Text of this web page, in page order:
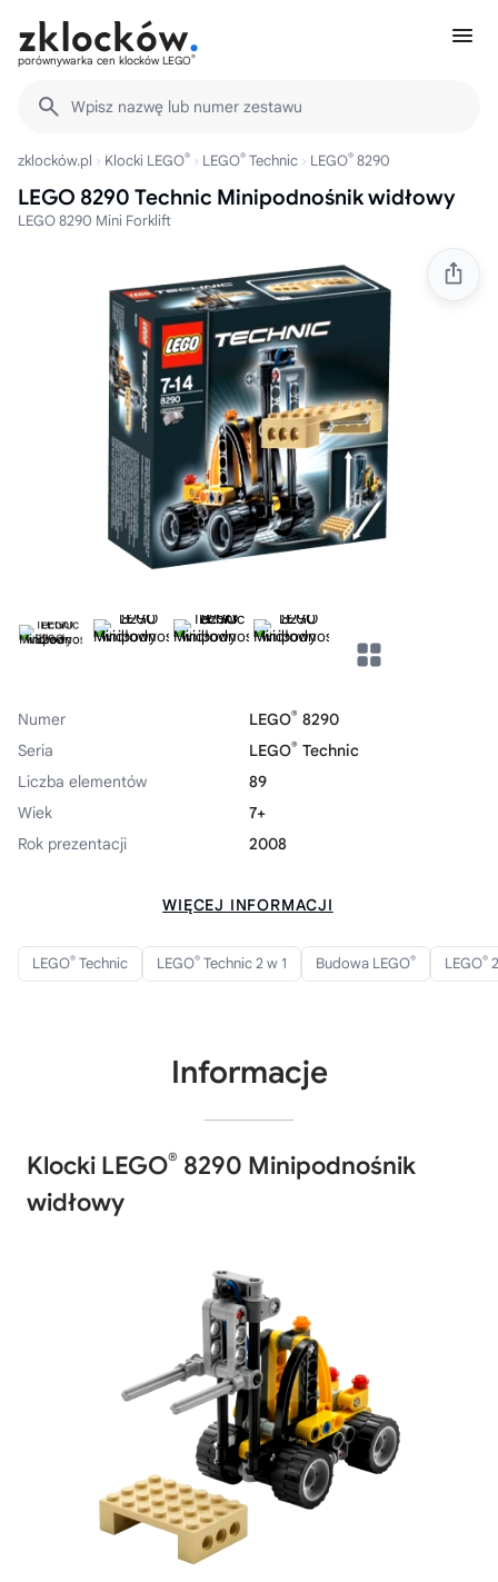
porównywarka cen klocków LEGO®
Wpisz nazwę lub numer zestawu
zklocków.pl Klocki LEGO® LEGO® Technic LEGO® 8290
LEGO 8290 Technic Minipodnośnik widłowy
LEGO 8290 Mini Forklift
Numer LEGO® 8290
Seria
LEGO® Technic
Liczba elementów
89
Wiek
7+
Rok prezentacji
2008
WIĘCEJ INFORMACJI
LEGO® Technic LEGO® Technic 2 w 1 Budowa LEGO® LEGO®
Informacje
Klocki LEGO® 8290 Minipodnośnik
widłowy